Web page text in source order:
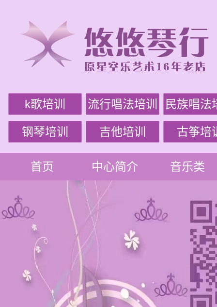
k歌培训 流行唱法培训 民族唱法
钢琴培训 吉他培训 古筝培
首页 中心简介 音乐类